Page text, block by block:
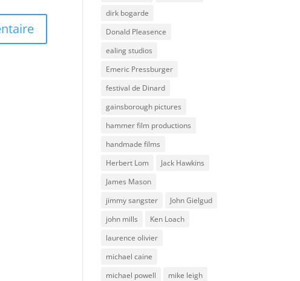
dirk bogarde
Donald Pleasence
ealing studios
Emeric Pressburger
festival de Dinard
gainsborough pictures
hammer film productions
handmade films
Herbert Lom
Jack Hawkins
James Mason
jimmy sangster
John Gielgud
john mills
Ken Loach
laurence olivier
michael caine
michael powell
mike leigh